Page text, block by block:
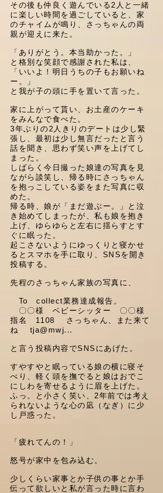
その後も仲良く遊んでいる2人と一緒
に楽しい時間を過ごしていると、家
のチャイムが鳴り、さっちゃんの両
親が迎 えに来た。
「ありがとう。本当助かった。」
と格別な笑顔で感謝された私は、
「いいよ！明日うちの子もお願いね
ー。」
と我が子の頭に手を置いて言った。
家に上がって貰い、お土産のケーキ
をみんなで食べた。
3年ぶりの2人きりのデートは少し緊
張し、最初は少し無言だったと言う
話を聞き、思わず笑い声を上げてし
まった。
しばらく今日撮った娘達の写真を見
ながら談笑し、帰る時にさっちゃん
を抱っこしている姿をまた写真に収
めた。
帰る時、娘が「まだ遊ぶー。」と泣
き始めてしまったが、私も娘を抱き
上げ、ゆらゆらと左右に揺らすとす
ぐに眠った。
起こさないようにゆっくりと寝かせ
るとスマホを手に取り、SNSを開き
投稿する。
先程のさっちゃん家族の写真に、
To collect業務達成報告。
〇〇様 ベビーシッター 〇〇様
指名 1108 さっちゃん、また来て
ね tja@mwj...
と言う投稿内容でSNSにあげた。
すやすやと眠っている娘の横に寝そ
べり、軽く頭を撫でると娘はおでこ
にしわを寄せるように眉を上げた。
ふっ。と小さく笑い、2年前では考え
られないような心の凪（なぎ）に少
し戸惑った。
「疲れてんの！」
怒号が家中を包み込む。
少しくらい家事とか子供の事とか手
伝って欲しいと私が言った時に言わ